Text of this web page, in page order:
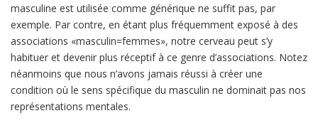
masculine est utilisée comme générique ne suffit pas, par
exemple. Par contre, en étant plus fréquemment exposé à des
associations «masculin=femmes», notre cerveau peut s’y
habituer et devenir plus réceptif à ce genre d’associations. Notez
néanmoins que nous n’avons jamais réussi à créer une
condition où le sens spécifique du masculin ne dominait pas nos
représentations mentales.